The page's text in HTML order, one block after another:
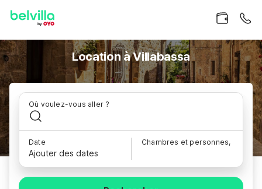
Location à Villabassa
Où voulez-vous aller ?
Date
Ajouter des dates
Chambres et personnes,